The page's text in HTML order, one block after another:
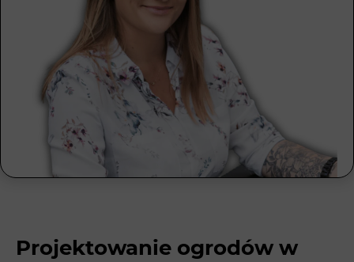
Projektowanie ogrodów w